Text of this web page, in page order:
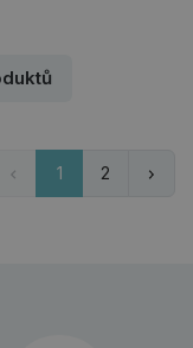
1 2